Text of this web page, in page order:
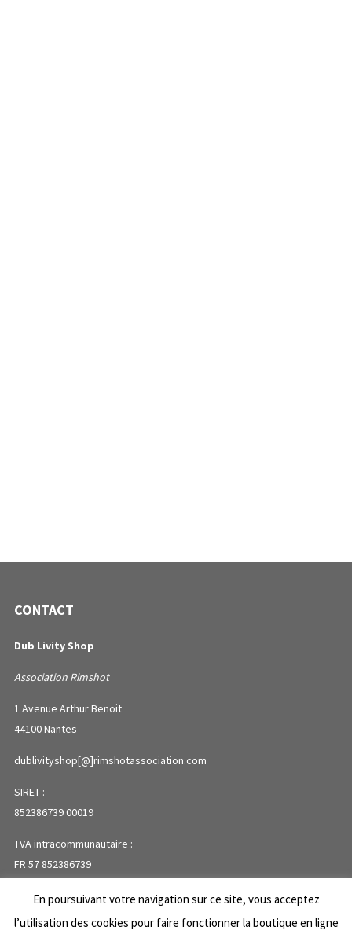
CONTACT
Dub Livity Shop
Association Rimshot
1 Avenue Arthur Benoit
44100 Nantes
dublivityshop[@]rimshotassociation.com
SIRET :
852386739 00019
TVA intracommunautaire :
FR 57 852386739
PLAN DU SITE
En poursuivant votre navigation sur ce site, vous acceptez
l’utilisation des cookies pour faire fonctionner la boutique en ligne